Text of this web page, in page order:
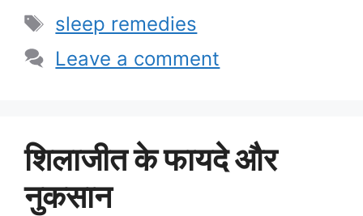
Tags
sleep remedies
Leave a comment
शिलाजीत के फायदे और
नुकसान